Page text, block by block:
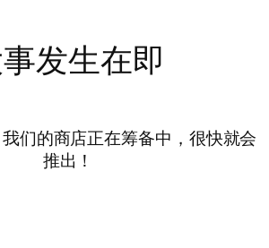
发生在即
们的商店正在筹备中，很快就会
推出！